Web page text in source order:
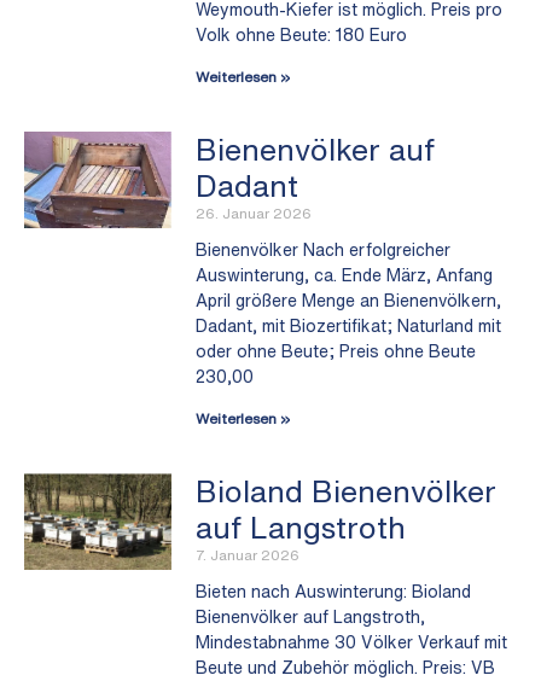
Weymouth-Kiefer ist möglich. Preis pro
Volk ohne Beute: 180 Euro
Weiterlesen »
Bienenvölker auf
Dadant
26. Januar 2026
Bienenvölker Nach erfolgreicher
Auswinterung, ca. Ende März, Anfang
April größere Menge an Bienenvölkern,
Dadant, mit Biozertifikat; Naturland mit
oder ohne Beute; Preis ohne Beute
230,00
Weiterlesen »
Bioland Bienenvölker
auf Langstroth
7. Januar 2026
Bieten nach Auswinterung: Bioland
Bienenvölker auf Langstroth,
Mindestabnahme 30 Völker Verkauf mit
Beute und Zubehör möglich. Preis: VB